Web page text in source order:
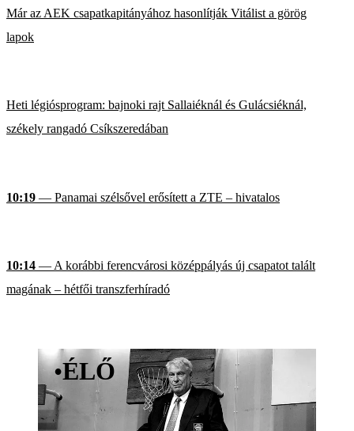
Már az AEK csapatkapitányához hasonlítják Vitálist a görög
lapok
Heti légiósprogram: bajnoki rajt Sallaiéknál és Gulácsiéknál,
székely rangadó Csíkszeredában
10:19 — Panamai szélsővel erősített a ZTE – hivatalos
10:14 — A korábbi ferencvárosi középpályás új csapatot talált
magának – hétfői transzferhíradó
•ÉLŐ